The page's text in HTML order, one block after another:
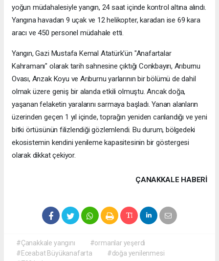
yoğun müdahalesiyle yangın, 24 saat içinde kontrol altına alındı.
Yangına havadan 9 uçak ve 12 helikopter, karadan ise 69 kara
aracı ve 450 personel müdahale etti.
Yangın, Gazi Mustafa Kemal Atatürk'ün "Anafartalar
Kahramanı" olarak tarih sahnesine çıktığı Conkbayırı, Arıburnu
Ovası, Anzak Koyu ve Arıburnu yarlarının bir bölümü de dahil
olmak üzere geniş bir alanda etkili olmuştu. Ancak doğa,
yaşanan felaketin yaralarını sarmaya başladı. Yanan alanların
üzerinden geçen 1 yıl içinde, toprağın yeniden canlandığı ve yeni
bitki örtüsünün filizlendiği gözlemlendi. Bu durum, bölgedeki
ekosistemin kendini yenileme kapasitesinin bir göstergesi
olarak dikkat çekiyor.
ÇANAKKALE HABERİ
#Çanakkale yangını
#ormanlar yeşerdi
#Eceabat Büyükanafarta
#doğa yenilenmesi